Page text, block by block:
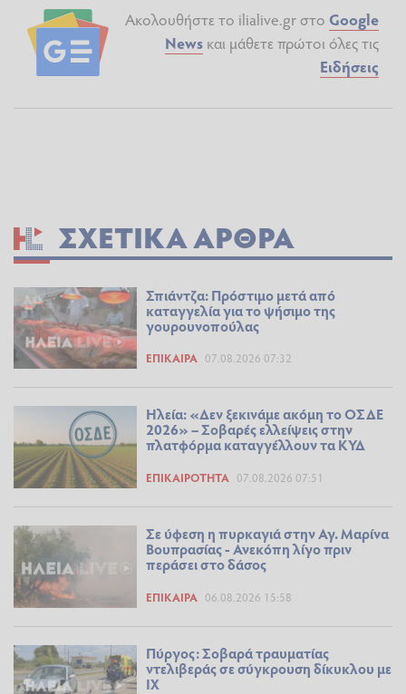
Ακολουθήστε το ilialive.gr στο Google
News και μάθετε πρώτοι όλες τις
Ειδήσεις
ΣΧΕΤΙΚΆ ΆΡΘΡΑ
Σπιάντζα: Πρόστιμο μετά από
καταγγελία για το ψήσιμο της
γουρουνοπούλας
ΕΠΊΚΑΙΡΑ 07.08.2026 07:32
Ηλεία: «Δεν ξεκινάμε ακόμη το ΟΣΔΕ
2026» – Σοβαρές ελλείψεις στην
πλατφόρμα καταγγέλλουν τα ΚΥΔ
ΕΠΙΚΑΙΡΌΤΗΤΑ 07.08.2026 07:51
Σε ύφεση η πυρκαγιά στην Αγ. Μαρίνα
Βουπρασίας - Ανεκόπη λίγο πριν
περάσει στο δάσος
ΕΠΊΚΑΙΡΑ 06.08.2026 15:58
Πύργος: Σοβαρά τραυματίας
ντελιβεράς σε σύγκρουση δίκυκλου με
ΙΧ